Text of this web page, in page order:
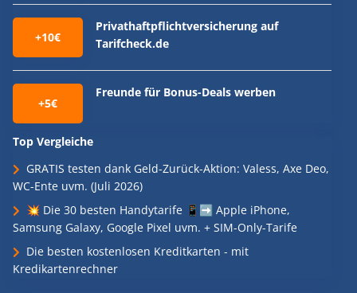
+10€
Privathaftpflichtversicherung auf
Tarifcheck.de
+5€
Freunde für Bonus-Deals werben
Top Vergleiche
GRATIS testen dank Geld-Zurück-Aktion: Valess, Axe Deo,
WC-Ente uvm. (Juli 2026)
💥 Die 30 besten Handytarife 📱➡️ Apple iPhone,
Samsung Galaxy, Google Pixel uvm. + SIM-Only-Tarife
Die besten kostenlosen Kreditkarten - mit
Kredikartenrechner